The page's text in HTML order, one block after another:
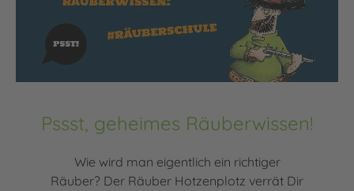
Pssst, geheimes Räuberwissen!
Wie wird man eigentlich ein richtiger
Räuber? Der Räuber Hotzenplotz verrät Dir